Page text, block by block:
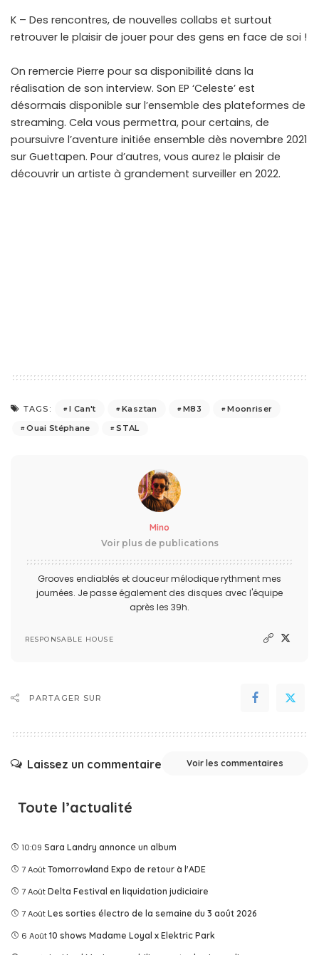
K – Des rencontres, de nouvelles collabs et surtout
retrouver le plaisir de jouer pour des gens en face de soi !
On remercie Pierre pour sa disponibilité dans la
réalisation de son interview. Son EP ‘Celeste’ est
désormais disponible sur l’ensemble des plateformes de
streaming. Cela vous permettra, pour certains, de
poursuivre l’aventure initiée ensemble dès novembre 2021
sur Guettapen. Pour d’autres, vous aurez le plaisir de
découvrir un artiste à grandement surveiller en 2022.
TAGS: I Can't Kasztan M83
Moonriser
Ouai Stéphane
STAL
Mino
Voir plus de publications
Grooves endiablés et douceur mélodique rythment mes
journées. Je passe également des disques avec l'équipe
après les 39h.
RESPONSABLE HOUSE
PARTAGER SUR
Laissez un commentaire Voir les commentaires
Toute l’actualité
10:09 Sara Landry annonce un album
7 Août Tomorrowland Expo de retour à l'ADE
7 Août Delta Festival en liquidation judiciaire
7 Août Les sorties électro de la semaine du 3 août 2026
6 Août 10 shows Madame Loyal x Elektric Park